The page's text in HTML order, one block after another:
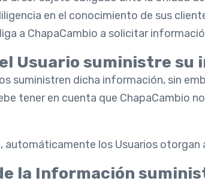
en el conocimiento de sus
a ChapaCambio a solicitar
Usuario suministre su
suministren dicha información, sin
tener en cuenta que ChapaCambio
automáticamente los Usuarios
la Información